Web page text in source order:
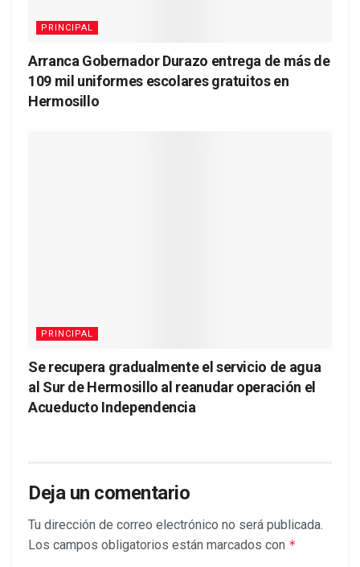
PRINCIPAL
Arranca Gobernador Durazo entrega de más de
109 mil uniformes escolares gratuitos en
Hermosillo
PRINCIPAL
Se recupera gradualmente el servicio de agua
al Sur de Hermosillo al reanudar operación el
Acueducto Independencia
Deja un comentario
Tu dirección de correo electrónico no será publicada.
Los campos obligatorios están marcados con *